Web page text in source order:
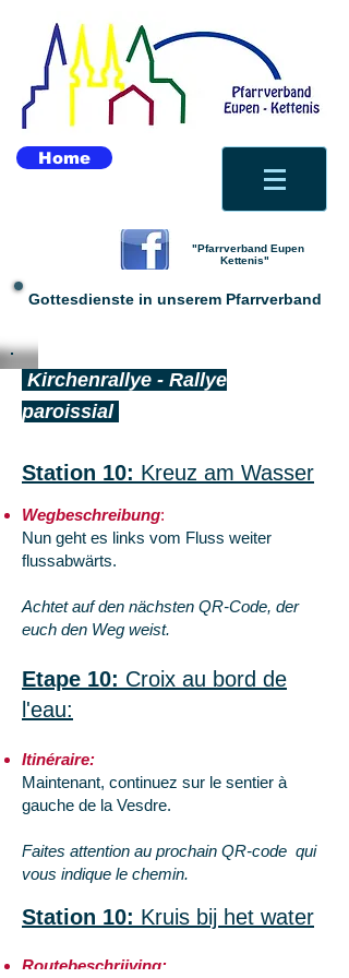
Home
"Pfarrverband Eupen
Kettenis"
Gottesdienste in unserem Pfarrverband
Kirchenrallye - Rallye
paroissial
Station 10: Kreuz am Wasser
Wegbeschreibung:
Nun geht es links vom Fluss weiter
flussabwärts.
Achtet auf den nächsten QR-Code, der
euch den Weg weist.
Etape 10: Croix au bord de
l'eau:
Itinéraire:
Maintenant, continuez sur le sentier à
gauche de la Vesdre.
Faites attention au prochain QR-code qui
vous indique le chemin.
Station 10: Kruis bij het water
Routebeschrijving: